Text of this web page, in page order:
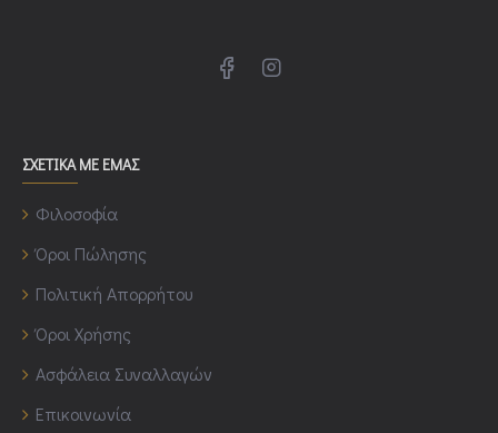
ΣΧΕΤΙΚΑ ΜΕ ΕΜΑΣ
Φιλοσοφία
Όροι Πώλησης
Πολιτική Απορρήτου
Όροι Χρήσης
Ασφάλεια Συναλλαγών
Επικοινωνία